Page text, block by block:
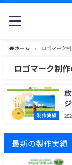
ホーム ロゴマーク
ロゴマーク制
制作実績
最新の製作実績